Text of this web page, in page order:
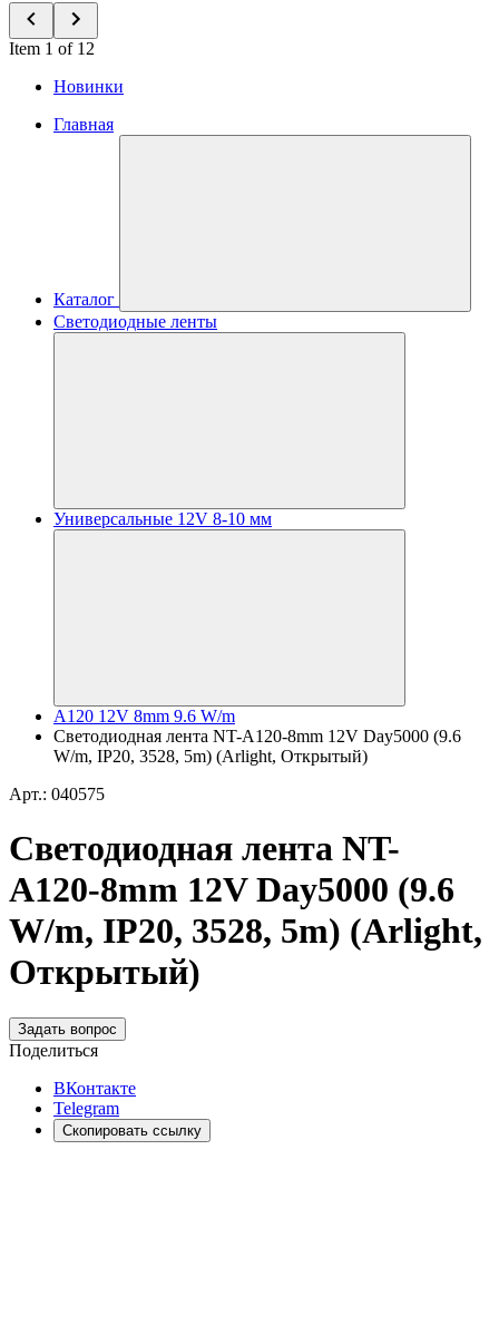
Item 1 of 12
Новинки
Главная
Каталог
Светодиодные ленты
Универсальные 12V 8-10 мм
A120 12V 8mm 9.6 W/m
Светодиодная лента NT-A120-8mm 12V Day5000 (9.6
W/m, IP20, 3528, 5m) (Arlight, Открытый)
Арт.: 040575
Светодиодная лента NT-
A120-8mm 12V Day5000 (9.6
W/m, IP20, 3528, 5m) (Arlight,
Открытый)
Задать вопрос
Поделиться
ВКонтакте
Telegram
Скопировать ссылку